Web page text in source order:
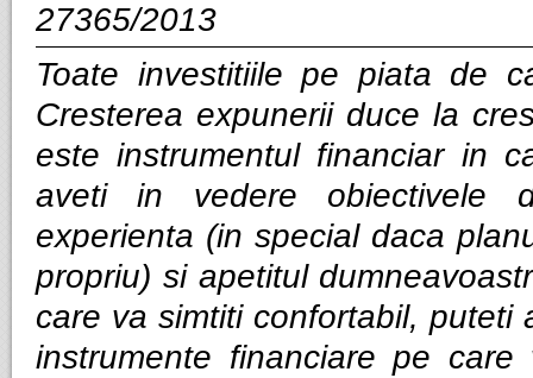
27365/2013
Toate investitiile pe piata de
Cresterea expunerii duce la
este instrumentul financiar in
aveti in vedere obiectivele
experienta (in special daca
propriu) si apetitul
care va simtiti confortabil, puteti
instrumente financiare pe